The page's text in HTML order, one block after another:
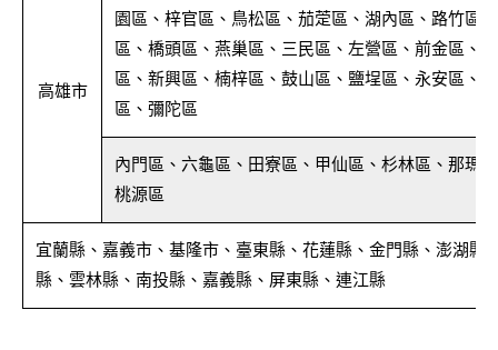
高雄市
園區、梓官區、鳥松區、茄萣區、湖內區、路竹區
區、橋頭區、燕巢區、三民區、左營區、前金區、
區、新興區、楠梓區、鼓山區、鹽埕區、永安區、
區、彌陀區
內門區、六龜區、田寮區、甲仙區、杉林區、那瑪
桃源區
宜蘭縣、嘉義市、基隆市、臺東縣、花蓮縣、金門縣、澎湖縣
縣、雲林縣、南投縣、嘉義縣、屏東縣、連江縣